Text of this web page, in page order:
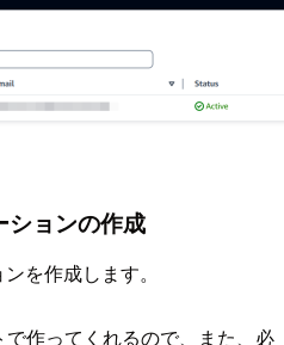
ョンの作成
を作成します。
作ってくれるので、また、必